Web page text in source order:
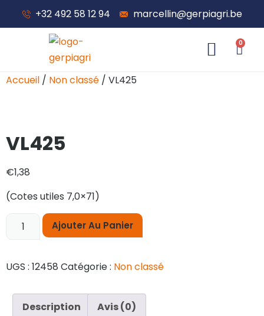
+32 492 58 12 94 marcellin@gerpiagri.be
0
Accueil / Non classé / VL425
VL425
€1,38
(Cotes utiles 7,0×71)
Ajouter Au Panier
UGS : 12458 Catégorie : Non classé
Description Avis (0)